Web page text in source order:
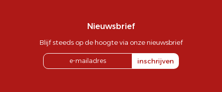
Nieuwsbrief
Blijf steeds op de hoogte via onze nieuwsbrief
inschrijven